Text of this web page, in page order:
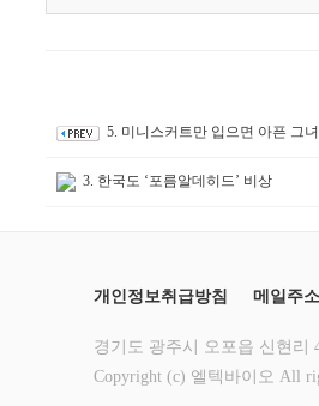
5. 미니스커트만 입으면 아픈 그
3. 한국도 ‘포름알데히드’ 비상
개인정보취급방침 메일주
경기도 광주시 오포읍 신현
Copyright (c) 엘텍바이오 All